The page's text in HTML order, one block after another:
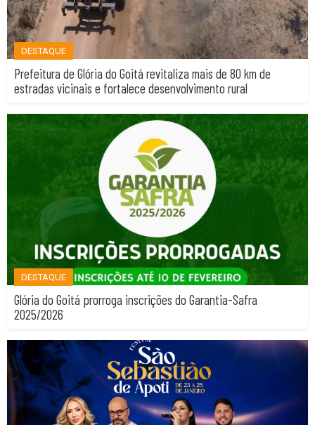
DESTAQUE
Prefeitura de Glória do Goitá revitaliza mais de 80 km de
estradas vicinais e fortalece desenvolvimento rural
DESTAQUE
Glória do Goitá prorroga inscrições do Garantia-Safra
2025/2026